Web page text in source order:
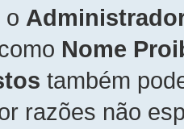
o
Nome
também
razões não